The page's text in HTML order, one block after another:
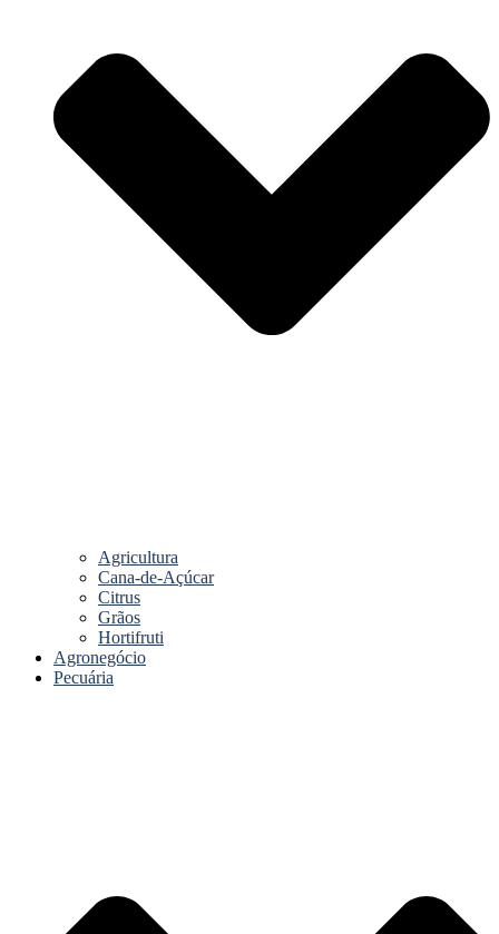
Agricultura
Cana-de-Açúcar
Citrus
Grãos
Hortifruti
Agronegócio
Pecuária